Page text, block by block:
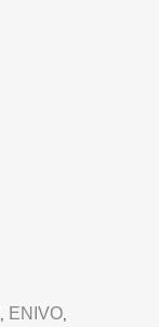
, ENIVO,